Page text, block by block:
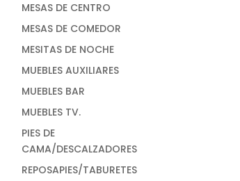
MESAS DE CENTRO
MESAS DE COMEDOR
MESITAS DE NOCHE
MUEBLES AUXILIARES
MUEBLES BAR
MUEBLES TV.
PIES DE
CAMA/DESCALZADORES
REPOSAPIES/TABURETES